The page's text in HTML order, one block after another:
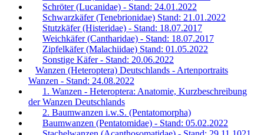
Schröter (Lucanidae) - Stand: 24.01.2022
Schwarzkäfer (Tenebrionidae) Stand: 21.01.2022
Stutzkäfer (Histeridae) - Stand: 18.07.2017
Weichkäfer (Cantharidae) - Stand: 18.07.2017
Zipfelkäfer (Malachiidae) Stand: 01.05.2022
Sonstige Käfer - Stand: 20.06.2022
Wanzen (Heteroptera) Deutschlands - Artenportraits
Wanzen - Stand: 24.08.2022
1. Wanzen - Heteroptera: Anatomie, Kurzbeschreibung
der Wanzen Deutschlands
2. Baumwanzen i.w.S. (Pentatomorpha)
Baumwanzen (Pentatomidae) - Stand: 05.02.2022